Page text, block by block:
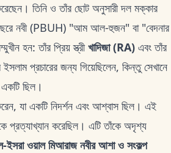
তিনি ও তাঁর ছোট অনুসারী দল মক্কার
বছরে নবী (PBUH) "আম আল-হুজন" বা "বেদনার
হন: তাঁর প্রিয় স্ত্রীখাদিজা (RA) এবং তাঁর
প্রচারের জন্য গিয়েছিলেন, কিন্তু সেখানে
ছিল।
যা একটি নিদর্শন এবং আশ্বাস ছিল। এই
প্রত্যাখ্যান করেছিল। এটি তাঁকে অদৃশ্য
ওয়াল মিআরাজ নবীর আশা ও সংকল্প